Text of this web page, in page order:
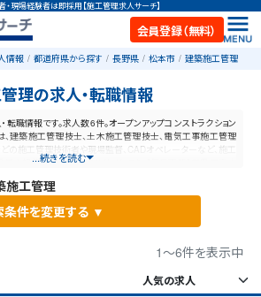
現場経験者は即採用【施工管理求人サーチ】
会員登録（無料）
情報 都道府県から探す 長野県 松本市 建築施工管理
理の求人・転職情報
職情報です。求人数6件。オープンアップコンストラクション
建築施工管理技士、土木施工管理技士、電気工事施工管理
の施工管理技術者や現場監督、CADオペレーターなど、施工
大規模の求人ポータルサイトです。【毎日更新】業界最高水
...続きを読む
施工管理
条件を変更する ▼
1〜6件を表示中